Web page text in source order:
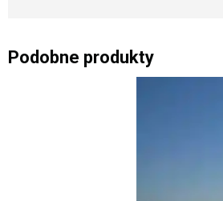
Podobne produkty